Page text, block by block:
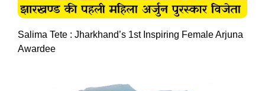
Salima Tete : Jharkhand’s 1st Inspiring Female Arjuna
Awardee